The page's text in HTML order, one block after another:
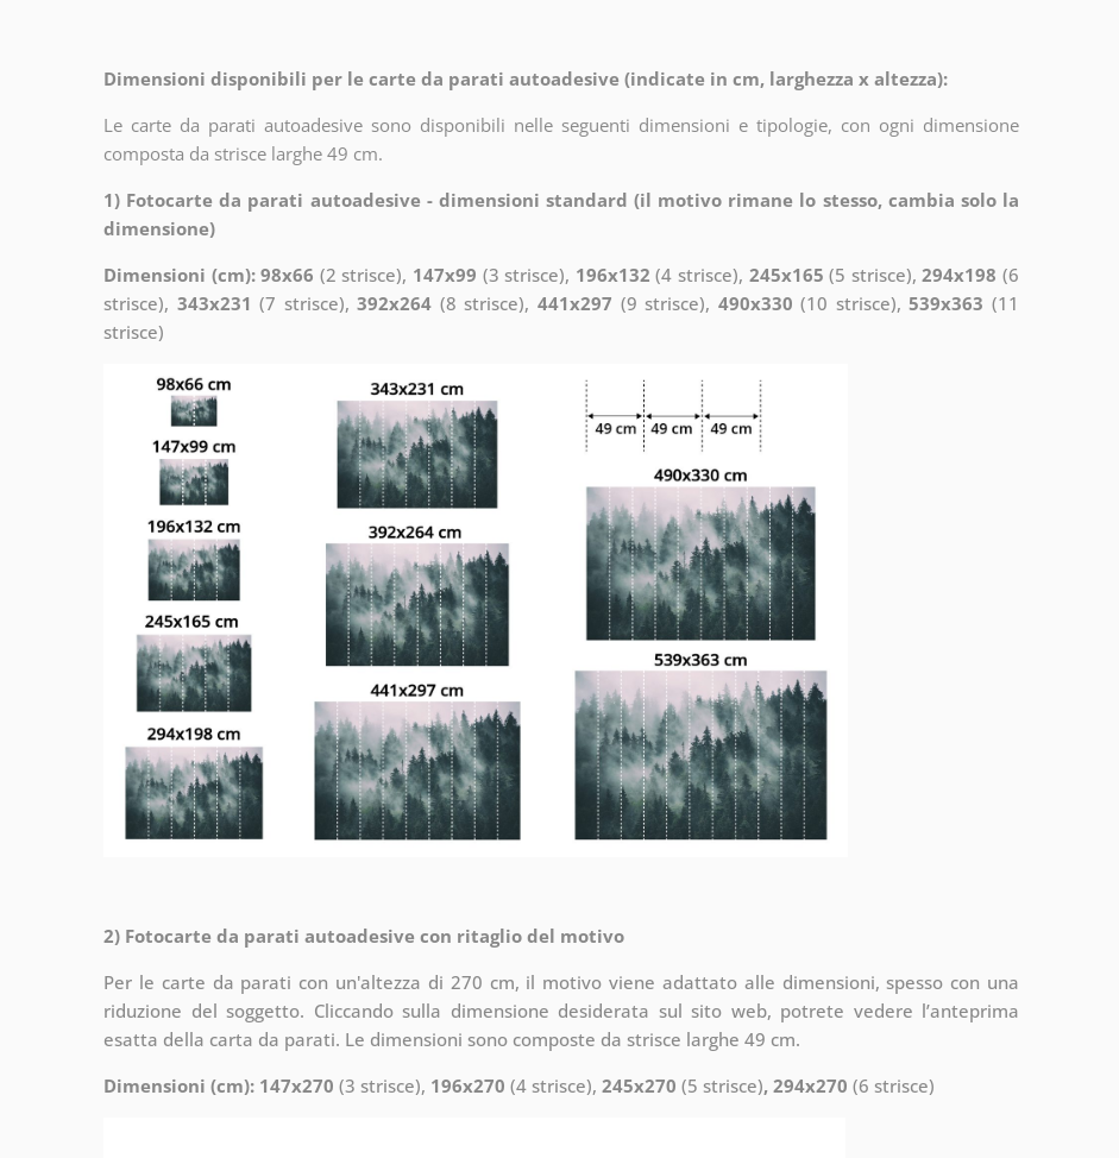
Dimensioni disponibili per le carte da parati autoadesive (indicate in cm, larghezza x altezza):
Le carte da parati autoadesive sono disponibili nelle seguenti dimensioni e tipologie, con ogni dimensione
composta da strisce larghe 49 cm.
1) Fotocarte da parati autoadesive - dimensioni standard (il motivo rimane lo stesso, cambia solo la
dimensione)
Dimensioni (cm): 98x66 (2 strisce), 147x99 (3 strisce), 196x132 (4 strisce), 245x165 (5 strisce),294x198 (6
strisce), 343x231 (7 strisce),392x264 (8 strisce),441x297 (9 strisce), 490x330 (10 strisce),539x363 (11
strisce)
2) Fotocarte da parati autoadesive con ritaglio del motivo
Per le carte da parati con un'altezza di 270 cm, il motivo viene adattato alle dimensioni, spesso con una
riduzione del soggetto. Cliccando sulla dimensione desiderata sul sito web, potrete vedere l’anteprima
esatta della carta da parati. Le dimensioni sono composte da strisce larghe 49 cm.
Dimensioni (cm): 147x270 (3 strisce), 196x270 (4 strisce), 245x270 (5 strisce), 294x270 (6 strisce)